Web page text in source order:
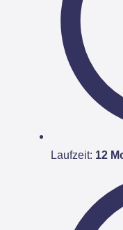
Laufzeit: 12